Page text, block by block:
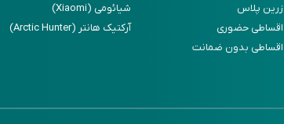
زرین پلاس
اقساطی حضوری
اقساطی بدون ضمانت
شیائومی (Xiaomi)
آرکتیک هانتر (Arctic Hunter)